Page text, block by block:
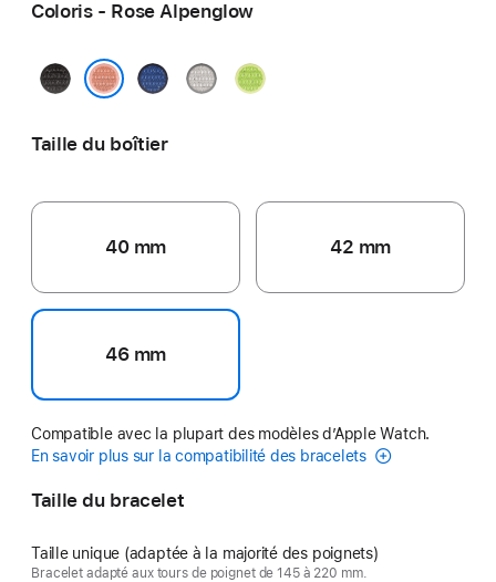
Coloris - Rose Alpenglow
Noir
Blue
Gris
Volt
Taille du boîtier
40 mm 42 mm
46 mm
Compatible avec la plupart des modèles d’Apple Watch.
En savoir plus sur la compatibilité des bracelets
Taille du bracelet
Taille unique (adaptée à la majorité des poignets)
Bracelet adapté aux tours de poignet de 145 à 220 mm.